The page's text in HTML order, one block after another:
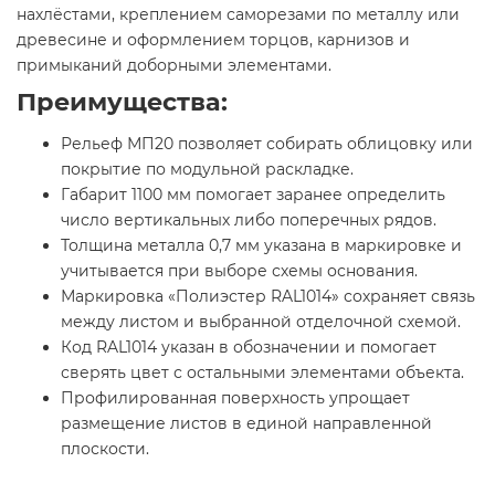
нахлёстами, креплением саморезами по металлу или
древесине и оформлением торцов, карнизов и
примыканий доборными элементами.
Преимущества:
Рельеф МП20 позволяет собирать облицовку или
покрытие по модульной раскладке.
Габарит 1100 мм помогает заранее определить
число вертикальных либо поперечных рядов.
Толщина металла 0,7 мм указана в маркировке и
учитывается при выборе схемы основания.
Маркировка «Полиэстер RAL1014» сохраняет связь
между листом и выбранной отделочной схемой.
Код RAL1014 указан в обозначении и помогает
сверять цвет с остальными элементами объекта.
Профилированная поверхность упрощает
размещение листов в единой направленной
плоскости.